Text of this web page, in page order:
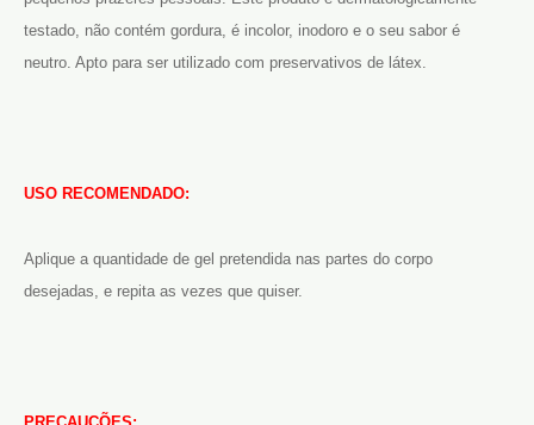
testado, não contém gordura, é incolor, inodoro e o seu sabor é
neutro. Apto para ser utilizado com preservativos de látex.
USO RECOMENDADO:
Aplique a quantidade de gel pretendida nas partes do corpo
desejadas, e repita as vezes que quiser.